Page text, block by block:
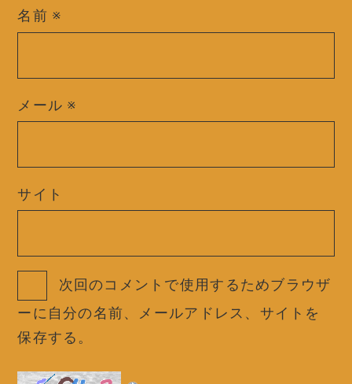
名前 ※
メール ※
サイト
次回のコメントで使用するためブラウザ
ーに自分の名前、メールアドレス、サイトを
保存する。